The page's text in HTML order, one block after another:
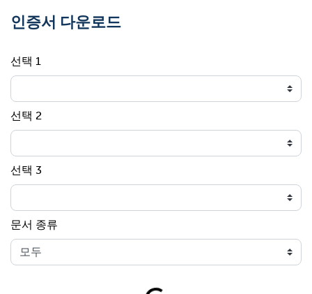
인증서 다운로드
선택 1
선택 2
선택 3
문서 종류